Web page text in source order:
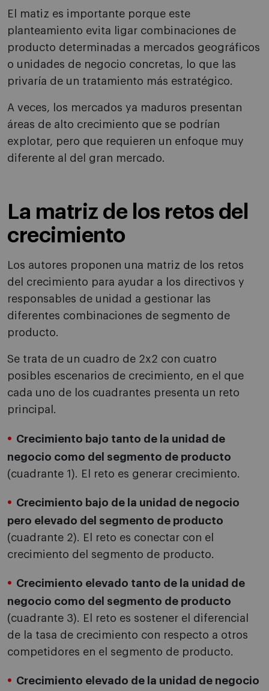
El matiz es importante porque este
planteamiento evita ligar combinaciones de
producto determinadas a mercados geográficos
o unidades de negocio concretas, lo que las
privaría de un tratamiento más estratégico.
A veces, los mercados ya maduros presentan
áreas de alto crecimiento que se podrían
explotar, pero que requieren un enfoque muy
diferente al del gran mercado.
La matriz de los retos del
crecimiento
Los autores proponen una matriz de los retos
del crecimiento para ayudar a los directivos y
responsables de unidad a gestionar las
diferentes combinaciones de segmento de
producto.
Se trata de un cuadro de 2x2 con cuatro
posibles escenarios de crecimiento, en el que
cada uno de los cuadrantes presenta un reto
principal.
Crecimiento bajo tanto de la unidad de
negocio como del segmento de producto
(cuadrante 1). El reto es generar crecimiento.
Crecimiento bajo de la unidad de negocio
pero elevado del segmento de producto
(cuadrante 2). El reto es conectar con el
crecimiento del segmento de producto.
Crecimiento elevado tanto de la unidad de
negocio como del segmento de producto
(cuadrante 3). El reto es sostener el diferencial
de la tasa de crecimiento con respecto a otros
competidores en el segmento de producto.
Crecimiento elevado de la unidad de negocio